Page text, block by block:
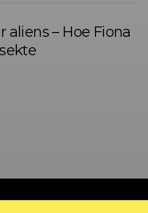
aliens – Hoe Fiona